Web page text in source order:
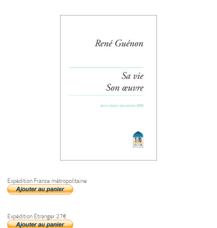
Expédition France métropolitaine
Expédition Etranger 27€